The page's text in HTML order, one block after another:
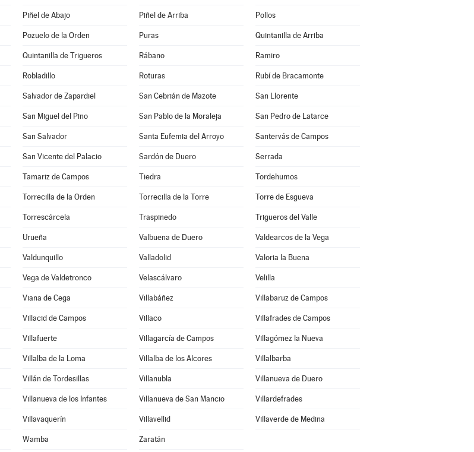
Piñel de Abajo Piñel de Arriba Pollos
Pozuelo de la Orden Puras Quintanilla de Arriba
Quintanilla de Trigueros Rábano Ramiro
Robladillo Roturas Rubí de Bracamonte
Salvador de Zapardiel San Cebrián de Mazote San Llorente
San Miguel del Pino San Pablo de la Moraleja San Pedro de Latarce
San Salvador Santa Eufemia del Arroyo Santervás de Campos
San Vicente del Palacio Sardón de Duero Serrada
Tamariz de Campos Tiedra Tordehumos
Torrecilla de la Orden Torrecilla de la Torre Torre de Esgueva
Torrescárcela Traspinedo Trigueros del Valle
Urueña Valbuena de Duero Valdearcos de la Vega
Valdunquillo Valladolid Valoria la Buena
Vega de Valdetronco Velascálvaro Velilla
Viana de Cega Villabáñez Villabaruz de Campos
Villacid de Campos Villaco Villafrades de Campos
Villafuerte Villagarcía de Campos Villagómez la Nueva
Villalba de la Loma Villalba de los Alcores Villalbarba
Villán de Tordesillas Villanubla Villanueva de Duero
Villanueva de los Infantes Villanueva de San Mancio Villardefrades
Villavaquerín Villavellid Villaverde de Medina
Wamba Zaratán